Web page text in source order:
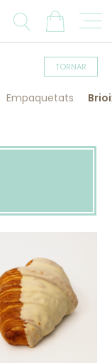
TORNAR
Empaquetats